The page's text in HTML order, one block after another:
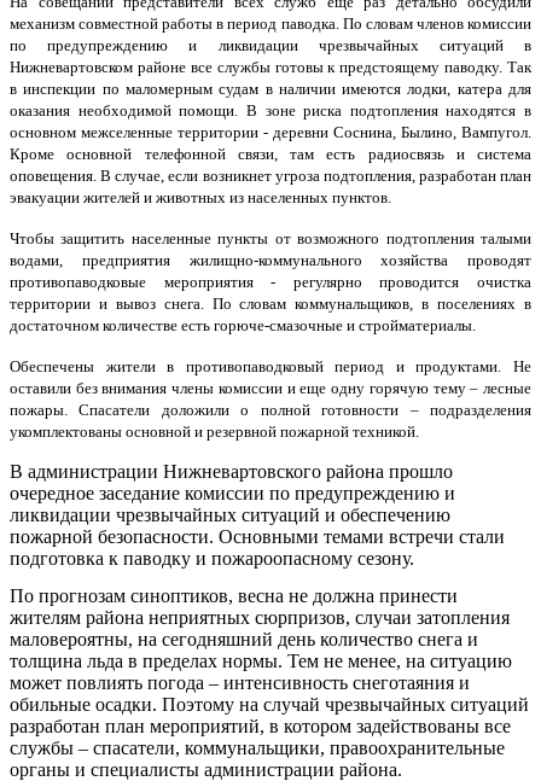
механизм совместной работы в период паводка. По словам членов комиссии
по предупреждению и ликвидации чрезвычайных ситуаций в
Нижневартовском районе все службы готовы к предстоящему паводку. Так
в инспекции по маломерным судам в наличии имеются лодки, катера для
оказания необходимой помощи. В зоне риска подтопления находятся в
основном межселенные территории - деревни Соснина, Былино, Вампугол.
Кроме основной телефонной связи, там есть радиосвязь и система
оповещения. В случае, если возникнет угроза подтопления, разработан план
эвакуации жителей и животных из населенных пунктов.
Чтобы защитить населенные пункты от возможного подтопления талыми
водами, предприятия жилищно-коммунального хозяйства проводят
противопаводковые мероприятия - регулярно проводится очистка
территории и вывоз снега. По словам коммунальщиков, в поселениях в
достаточном количестве есть горюче-смазочные и стройматериалы.
Обеспечены жители в противопаводковый период и продуктами. Не
оставили без внимания члены комиссии и еще одну горячую тему – лесные
пожары. Спасатели доложили о полной готовности – подразделения
укомплектованы основной и резервной пожарной техникой.
В администрации Нижневартовского района прошло
очередное заседание комиссии по предупреждению и
ликвидации чрезвычайных ситуаций и обеспечению
пожарной безопасности. Основными темами встречи стали
подготовка к паводку и пожароопасному сезону.
По прогнозам синоптиков, весна не должна принести
жителям района неприятных сюрпризов, случаи затопления
маловероятны, на сегодняшний день количество снега и
толщина льда в пределах нормы. Тем не менее, на ситуацию
может повлиять погода – интенсивность снеготаяния и
обильные осадки. Поэтому на случай чрезвычайных ситуаций
разработан план мероприятий, в котором задействованы все
службы – спасатели, коммунальщики, правоохранительные
органы и специалисты администрации района.